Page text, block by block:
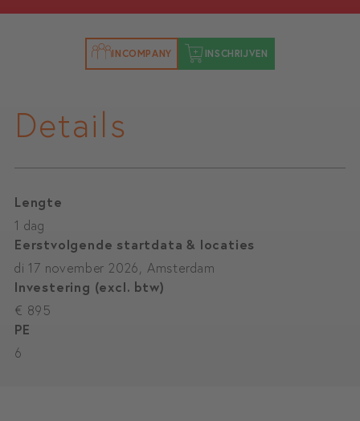
INCOMPANY INSCHRIJVEN
Details
Lengte
1 dag
Eerstvolgende startdata & locaties
di 17 november 2026, Amsterdam
Investering (excl. btw)
€ 895
PE
6